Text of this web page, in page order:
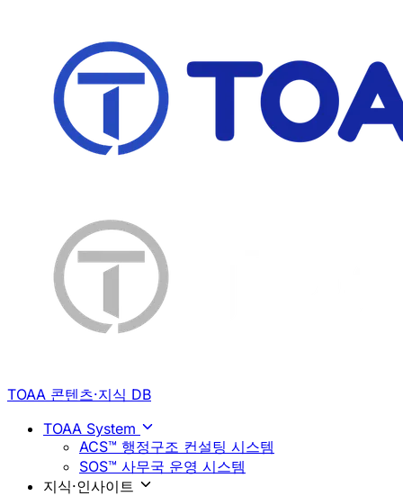
TOAA 콘텐츠·지식 DB
TOAA System
ACS™ 행정구조 컨설팅 시스템
SOS™ 사무국 운영 시스템
지식·인사이트